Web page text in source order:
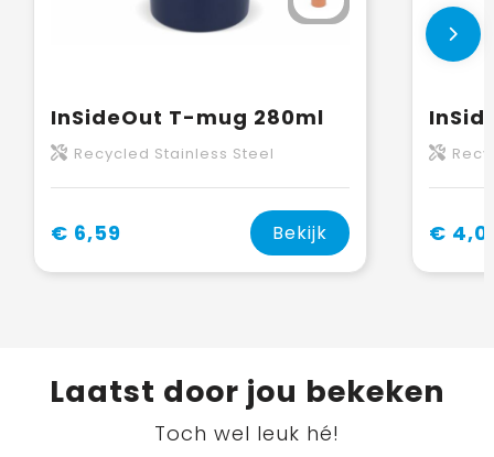
InSideOut T-mug 280ml
Recycled Stainless Steel
€ 6,59 Bekijk €
Laatst door jou bekeken
Toch wel leuk hé!